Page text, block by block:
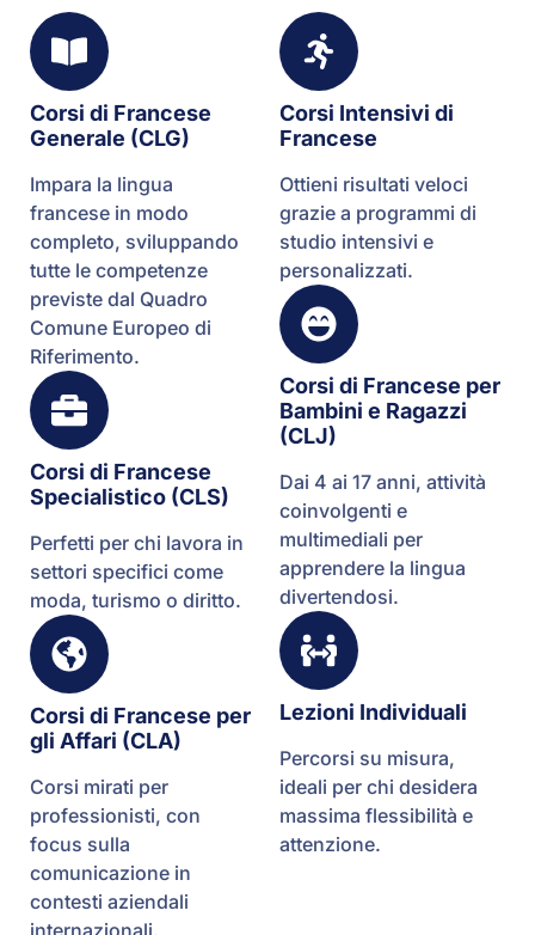
Corsi di Francese
Generale (CLG)
Impara la lingua
francese in modo
completo, sviluppando
tutte le competenze
previste dal Quadro
Comune Europeo di
Riferimento.
Corsi di Francese
Specialistico (CLS)
Perfetti per chi lavora in
settori specifici come
moda, turismo o diritto.
Corsi di Francese per
gli Affari (CLA)
Corsi mirati per
professionisti, con
focus sulla
comunicazione in
contesti aziendali
internazionali.
Corsi Intensivi di
Francese
Ottieni risultati veloci
grazie a programmi di
studio intensivi e
personalizzati.
Corsi di Francese per
Bambini e Ragazzi
(CLJ)
Dai 4 ai 17 anni, attività
coinvolgenti e
multimediali per
apprendere la lingua
divertendosi.
Lezioni Individuali
Percorsi su misura,
ideali per chi desidera
massima flessibilità e
attenzione.